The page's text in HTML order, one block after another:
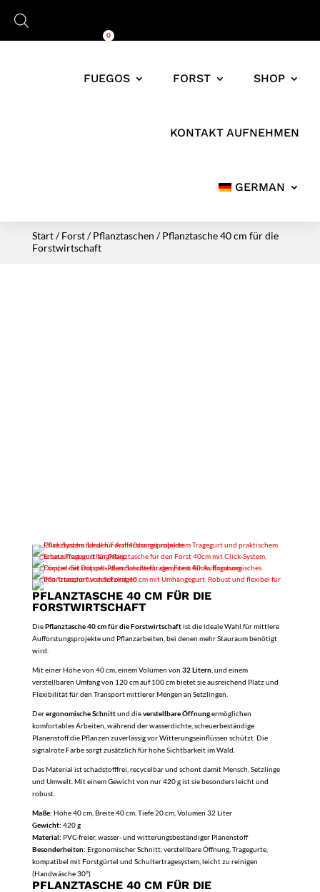
0
FUEGOS FORST SHOP
KONTAKT AUFNEHMEN
GERMAN
Start/Forst/Pflanztaschen / Pflanztasche 40 cm für die
Forstwirtschaft
PFLANZTASCHE 40 CM FÜR DIE
FORSTWIRTSCHAFT
DiePflanztasche 40 cm für die Forstwirtschaftist die ideale Wahl für mittlere
Aufforstungsprojekte und Pflanzarbeiten, bei denen mehr Stauraum benötigt
wird.
Mit einer Höhe von 40 cm, einem Volumen von 32 Litern, und einem
verstellbaren Umfang von 120 cm auf 100 cm bietet sie ausreichend Platz und
Flexibilität für den Transport mittlerer Mengen an Setzlingen.
Derergonomische Schnittund dieverstellbare Öffnungermöglichen
komfortables Arbeiten, während der wasserdichte, scheuerbeständige
Planenstoff die Pflanzen zuverlässig vor Witterungseinflüssen schützt. Die
signalrote Farbe sorgt zusätzlich für hohe Sichtbarkeit im Wald.
Das Material ist schadstofffrei, recycelbar und schont damit Mensch, Setzlinge
und Umwelt. Mit einem Gewicht von nur 420 g ist sie besonders leicht und
robust.
Maße: Höhe 40 cm, Breite 40 cm, Tiefe 20 cm, Volumen 32 Liter
Gewicht: 420 g
Material: PVC-freier, wasser- und witterungsbeständiger Planenstoff
Besonderheiten: Ergonomischer Schnitt, verstellbare Öffnung, Tragegurte,
kompatibel mit Forstgürtel und Schultertragesystem, leicht zu reinigen
(Handwäsche 30°)
PFLANZTASCHE 40 CM FÜR DIE